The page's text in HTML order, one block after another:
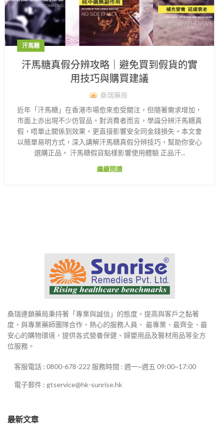
汗馬糖
汗馬糖真假分辨攻略｜避免買到假貨的實
用技巧與購買建議
桑瑞藥局
近年「汗馬糖」在香港市場愈來愈受關注，但隨著需求增加，
市面上亦出現不少仿冒品。對消費者而言，學識分辨汗馬糖真
假，唔單止關係到效果，更直接影響安全同金錢損失。本文會
以簡單易明方式，深入講解汗馬糖真假分辨技巧，幫助你安心
選購正品。 汗馬糖假貨點樣影響使用體驗 正品汗...
繼續閱讀
桑瑞連鎖藥局秉持著「專業與誠信」的態度，提高與客戶之黏著
度，與專業藥師團隊合作、熱心的服務人員、 最專業、最齊全、最
安心的購物環境，提供各式營養保健、婦嬰用品及醫材用品等全方
位服務。
客服電話 : 0800-678-222 服務時間 : 週一~週五 09:00~17:00
電子郵件 : gtservice@hk-sunrise.hk
最新文章